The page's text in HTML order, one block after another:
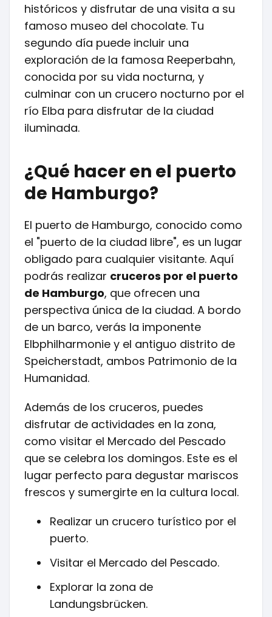
históricos y disfrutar de una visita a su
famoso museo del chocolate. Tu
segundo día puede incluir una
exploración de la famosa Reeperbahn,
conocida por su vida nocturna, y
culminar con un crucero nocturno por el
río Elba para disfrutar de la ciudad
iluminada.
¿Qué hacer en el puerto
de Hamburgo?
El puerto de Hamburgo, conocido como
el "puerto de la ciudad libre", es un lugar
obligado para cualquier visitante. Aquí
podrás realizar cruceros por el puerto
de Hamburgo, que ofrecen una
perspectiva única de la ciudad. A bordo
de un barco, verás la imponente
Elbphilharmonie y el antiguo distrito de
Speicherstadt, ambos Patrimonio de la
Humanidad.
Además de los cruceros, puedes
disfrutar de actividades en la zona,
como visitar el Mercado del Pescado
que se celebra los domingos. Este es el
lugar perfecto para degustar mariscos
frescos y sumergirte en la cultura local.
Realizar un crucero turístico por el
puerto.
Visitar el Mercado del Pescado.
Explorar la zona de
Landungsbrücken.